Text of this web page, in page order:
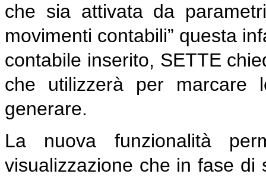
che sia attivata da
movimenti contabili” questa
contabile inserito, SETTE
che utilizzerà per marcare
generare.
La nuova funzionalità
visualizzazione che in fase